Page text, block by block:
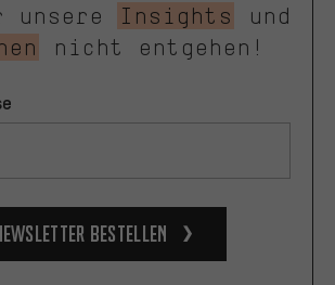
unsere
Insights
und
nicht entgehen!
bestellen